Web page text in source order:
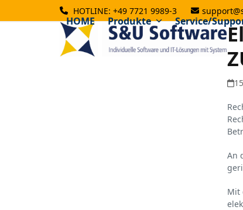
HOTLINE: +49 7721 9989-3
HOME Produkte Service/
An
Mit